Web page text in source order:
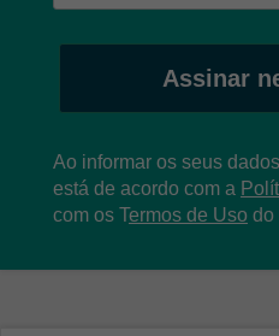
Assinar
Ao informar os seus
está de acordo com a
com os Termos de Uso do